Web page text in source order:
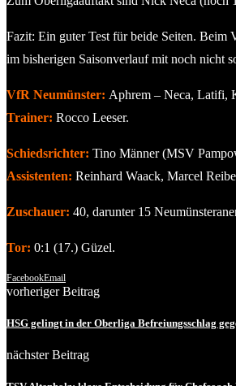
Fazit: Ein guter Test für beide Seiten. Beim
im bisherigen Saisonverlauf mit noch nicht
VfR Neumünster: Aphrem – Neca, Latifi,
Trainer: Rocco Leeser.
Schiedsrichter: Tino Männer (MSV
Assistenten: Reinhard Waack, Marcel
Zuschauer: 40, darunter 15
Tor: 0:1 (17.) Güzel.
FacebookEmail
vorheriger Beitrag
HSG gelingt in der Oberliga Befreiungsschlag
nächster Beitrag